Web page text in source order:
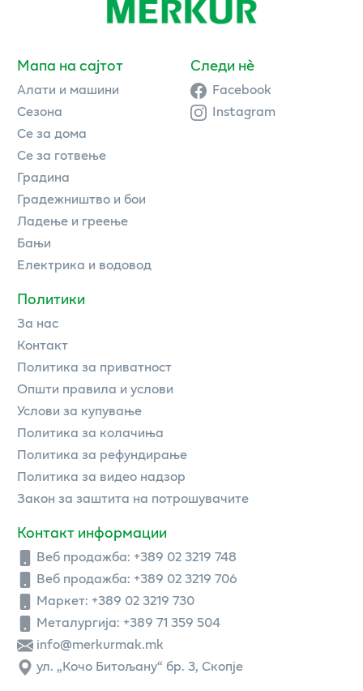
Мапа на сајтот
Алати и машини
Сезона
Се за дома
Се за готвење
Градина
Градежништво и бои
Ладење и греење
Бањи
Електрика и водовод
Политики
За нас
Контакт
Политика за приватност
Општи правила и услови
Услови за купување
Политика за колачиња
Политика за рефундирање
Политика за видео надзор
Закон за заштита на потрошувачите
Контакт информации
Веб продажба: +389 02 3219 748
Веб продажба: +389 02 3219 706
Маркет: +389 02 3219 730
Металургија: +389 71 359 504
info@merkurmak.mk
ул. „Кочо Битољану“ бр. 3, Скопје
Следи нè
Facebook
Instagram